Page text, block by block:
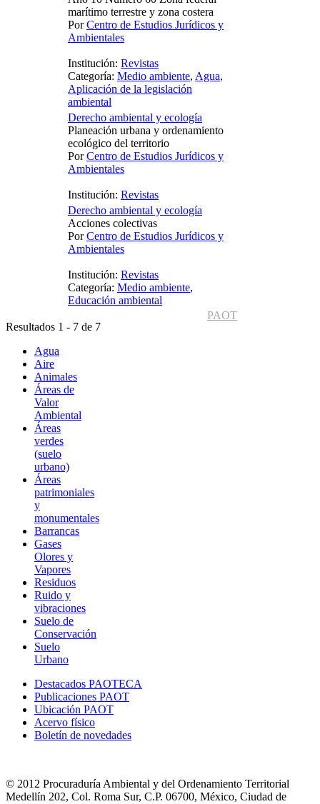
marítimo terrestre y zona costera
PorCentro de Estudios Jurídicos y
Ambientales
Institución: Revistas
Categoría: Medio ambiente, Agua,
Aplicación de la legislación
ambiental
Derecho ambiental y ecología
Planeación urbana y ordenamiento
ecológico del territorio
PorCentro de Estudios Jurídicos y
Ambientales
Institución: Revistas
Derecho ambiental y ecología
Acciones colectivas
PorCentro de Estudios Jurídicos y
Ambientales
Institución: Revistas
Categoría: Medio ambiente,
Educación ambiental
PAOT
Resultados 1 - 7 de 7
Agua
Aire
Animales
Áreas de
Valor
Ambiental
Áreas
verdes
(suelo
urbano)
Áreas
patrimoniales
y
monumentales
Barrancas
Gases
Olores y
Vapores
Residuos
Ruido y
vibraciones
Suelo de
Conservación
Suelo
Urbano
Destacados PAOTECA
Publicaciones PAOT
Ubicación PAOT
Acervo físico
Boletín de novedades
© 2012 Procuraduría Ambiental y del Ordenamiento Territorial
Medellín 202, Col. Roma Sur, C.P. 06700, México, Ciudad de